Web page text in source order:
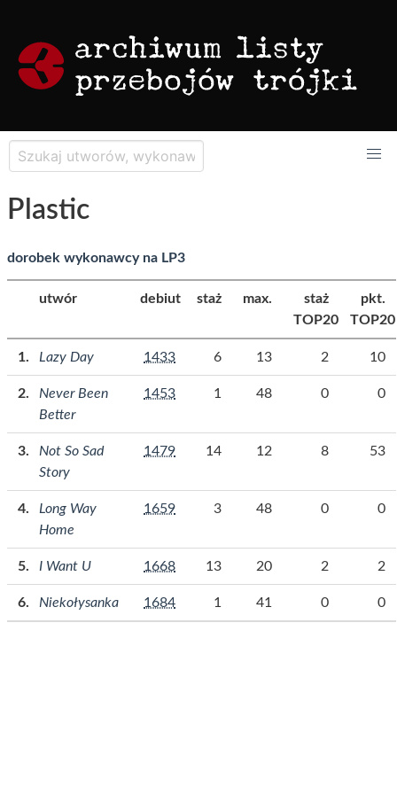
Plastic
dorobek wykonawcy na LP3
utwór debiut staż max.
staż
TOP20
pkt.
TOP20
Lazy Day 1433 6 13 2 10
Never Been
Better
1453 1 48 0 0
Not So Sad
Story
1479 14 12 8 53
Long Way
Home
1659 3 48 0 0
I Want U 1668 13 20 2 2
Niekołysanka 1684 1 41 0 0